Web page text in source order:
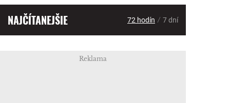
NAJČÍTANEJŠIE 72 hodín / 7 dní
Reklama